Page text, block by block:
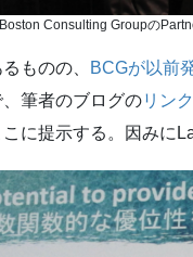
Boston Consulting Groupの
ものの、 BCGが以前
筆者のブログのリンク
に提示する。因みに